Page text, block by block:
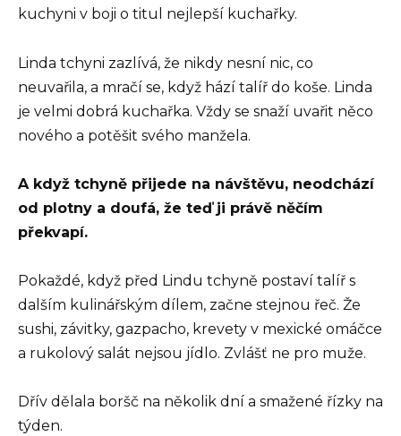
kuchyni v boji o titul nejlepší kuchařky.
Linda tchyni zazlívá, že nikdy nesní nic, co
neuvařila, a mračí se, když hází talíř do koše. Linda
je velmi dobrá kuchařka. Vždy se snaží uvařit něco
nového a potěšit svého manžela.
A když tchyně přijede na návštěvu, neodchází
od plotny a doufá, že teď ji právě něčím
překvapí.
Pokaždé, když před Lindu tchyně postaví talíř s
dalším kulinářským dílem, začne stejnou řeč. Že
sushi, závitky, gazpacho, krevety v mexické omáčce
a rukolový salát nejsou jídlo. Zvlášť ne pro muže.
Dřív dělala boršč na několik dní a smažené řízky na
týden.